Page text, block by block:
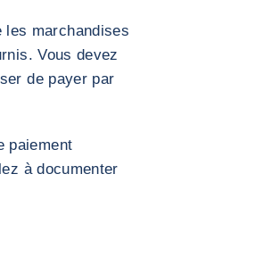
les marchandises
Vous devez
de payer par
paiement
à documenter